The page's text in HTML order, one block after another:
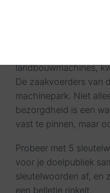
samenvatten. Dat
bepalen waarom
landbouwmachines,
De zaakvoerders van
machinepark. Niet
bezorgdheid is een
vast te pinnen, maar
Probeer met 5
voor je doelpubliek
sleutelwoorden af, en
een belletje rinkelt.